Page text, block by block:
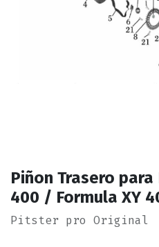
Piñon Trasero
400 / Formula XY
Pitster pro Original